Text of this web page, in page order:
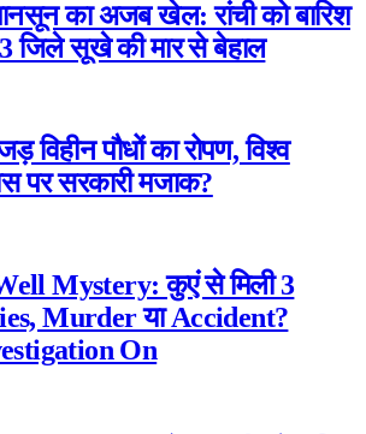
का अजब खेल: रांची को बारिश
जिले सूखे की मार से बेहाल
विहीन पौधों का रोपण, विश्व
पर सरकारी मजाक?
Mystery: कुएं से मिली 3
Murder या Accident?
On